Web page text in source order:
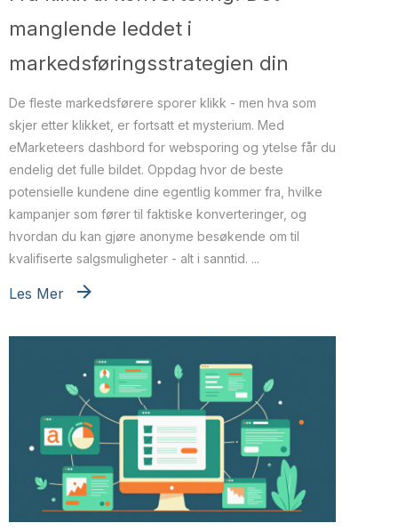
manglende leddet i
markedsføringsstrategien din
De fleste markedsførere sporer klikk - men hva som
skjer etter klikket, er fortsatt et mysterium. Med
eMarketeers dashbord for websporing og ytelse får du
endelig det fulle bildet. Oppdag hvor de beste
potensielle kundene dine egentlig kommer fra, hvilke
kampanjer som fører til faktiske konverteringer, og
hvordan du kan gjøre anonyme besøkende om til
kvalifiserte salgsmuligheter - alt i sanntid. ...
Les Mer